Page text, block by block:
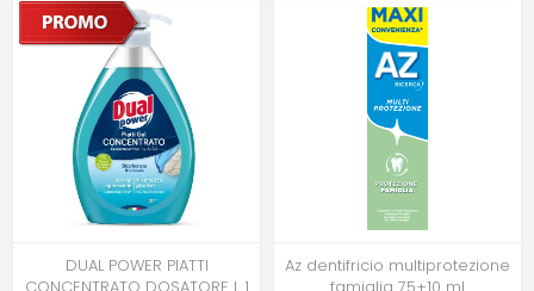
DUAL POWER PIATTI
Az dentifricio multiprotezione